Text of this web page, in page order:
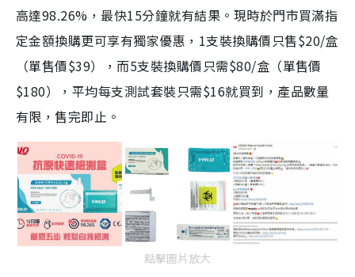
高達98.26%，最快15分鐘就有結果。現時於門市買滿指
定金額換購更可享有獨家優惠，1支裝換購價只售$20/盒
（單售價$39），而5支裝換購價只需$80/盒（單售價
$180），平均每支測試套裝只需$16就買到，產品數量
有限，售完即止。
點擊圖片放大